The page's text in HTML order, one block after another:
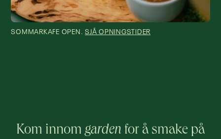
SOMMARKAFE OPEN.SJÅ OPNINGSTIDER
Kom innomgarden for å smake på